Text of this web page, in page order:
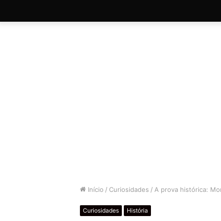
Início / Curiosidades / A prova histórica:
Curiosidades História